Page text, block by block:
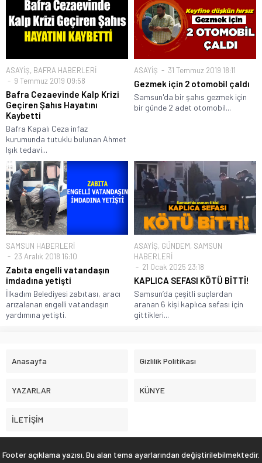
ASAYİŞ, BAFRA HABERLERİ
9 Temmuz 2019 09:58
Bafra Cezaevinde Kalp Krizi
Geçiren Şahıs Hayatını
Kaybetti
Bafra Kapalı Ceza infaz
kurumunda tutuklu bulunan Ahmet
Işık tedavi...
ASAYİŞ 31 Temmuz 2019 18:11
Gezmek için 2 otomobil çaldı
Samsun'da bir şahıs gezmek için
bir günde 2 adet otomobil...
SAMSUN HABERLERİ
23 Aralık 2018 16:10
Zabıta engelli vatandaşın
imdadına yetişti
İlkadım Belediyesi zabıtası, aracı
arızalanan engelli vatandaşın
yardımına yetişti.
ASAYİŞ, GÜNDEM, SAMSUN
HABERLERİ
21 Ocak 2025 23:18
KAPLICA SEFASI KÖTÜ BİTTİ!
Samsun’da çeşitli suçlardan
aranan 6 kişi kaplıca sefası için
gittikleri...
Anasayfa Gizlilik Politikası
YAZARLAR KÜNYE
İLETİŞİM
Footer açıklama yazısı. Bu alan tema ayarlarından değiştirilebilmektedir.